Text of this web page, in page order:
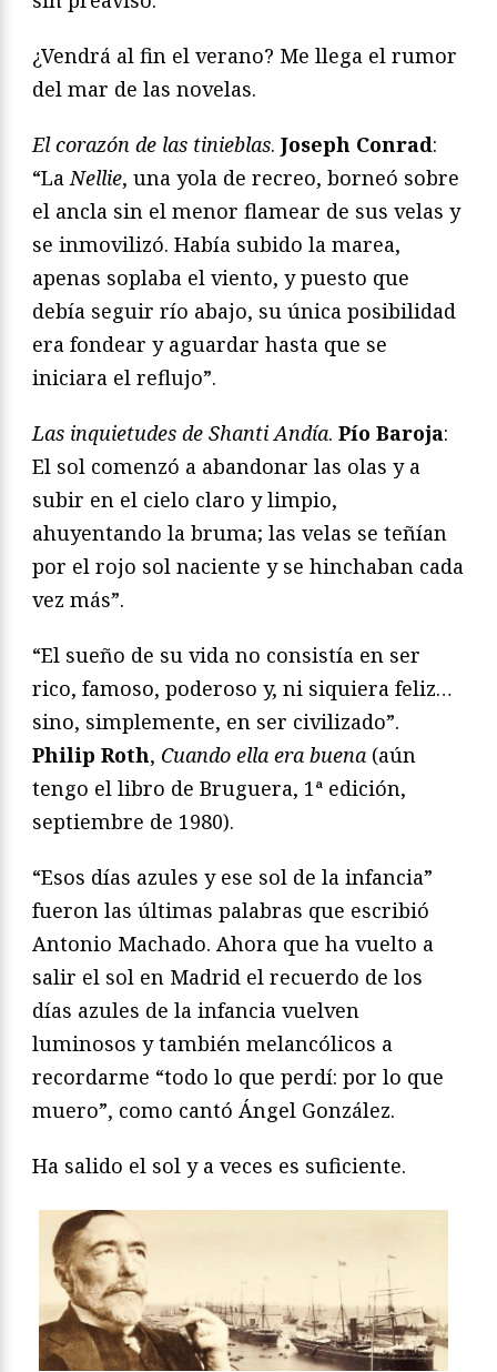
¿Vendrá al fin el verano? Me llega el rumor
del mar de las novelas.
El corazón de las tinieblas. Joseph Conrad:
“La Nellie, una yola de recreo, borneó sobre
el ancla sin el menor flamear de sus velas y
se inmovilizó. Había subido la marea,
apenas soplaba el viento, y puesto que
debía seguir río abajo, su única posibilidad
era fondear y aguardar hasta que se
iniciara el reflujo”.
Las inquietudes de Shanti Andía. Pío Baroja:
El sol comenzó a abandonar las olas y a
subir en el cielo claro y limpio,
ahuyentando la bruma; las velas se teñían
por el rojo sol naciente y se hinchaban cada
vez más”.
“El sueño de su vida no consistía en ser
rico, famoso, poderoso y, ni siquiera feliz…
sino, simplemente, en ser civilizado”.
Philip Roth, Cuando ella era buena (aún
tengo el libro de Bruguera, 1ª edición,
septiembre de 1980).
“Esos días azules y ese sol de la infancia”
fueron las últimas palabras que escribió
Antonio Machado. Ahora que ha vuelto a
salir el sol en Madrid el recuerdo de los
días azules de la infancia vuelven
luminosos y también melancólicos a
recordarme “todo lo que perdí: por lo que
muero”, como cantó Ángel González.
Ha salido el sol y a veces es suficiente.